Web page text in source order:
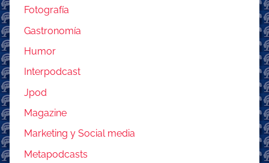
Fotografía
Gastronomía
Humor
Interpodcast
Jpod
Magazine
Marketing y Social media
Metapodcasts